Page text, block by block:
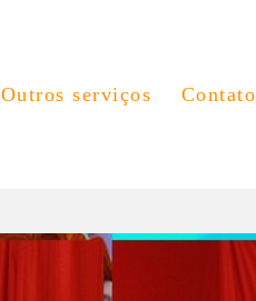
Outros serviços Contato